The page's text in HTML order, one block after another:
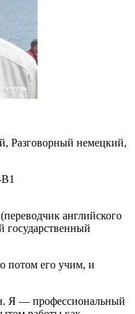
Разговорный немецкий,
английского
государственный
потом его учим, и
Я — профессиональный